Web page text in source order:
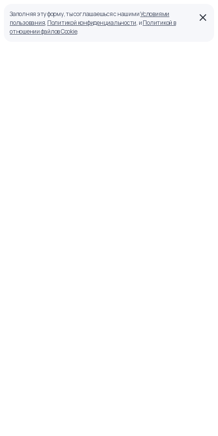
Заполняя эту форму, ты соглашаешься с нашимиУсловиями
пользования, Политикой конфиденциальности, иПолитикой в
отношении файлов Cookie.